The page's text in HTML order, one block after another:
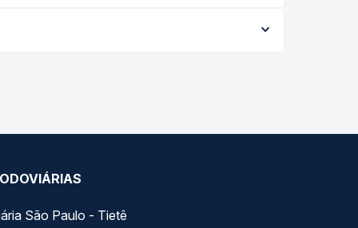
garante a melhor oferta para o seu roteiro.
São Paulo - Tietê